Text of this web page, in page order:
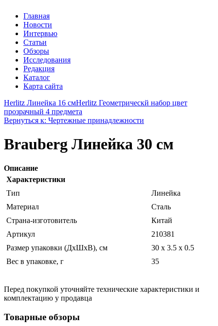
Главная
Новости
Интервью
Статьи
Обзоры
Исследования
Редакция
Каталог
Карта сайта
Herlitz Линейка 16 смHerlitz Геометрическй набор цвет
прозрачный 4 предмета
Вернуться к: Чертежные принадлежности
Brauberg Линейка 30 см
Описание
Характеристики
Тип
Линейка
Материал
Сталь
Страна-изготовитель
Китай
Артикул
210381
Размер упаковки (ДхШхВ), см
30 x 3.5 x 0.5
Вес в упаковке, г
35
Перед покупкой уточняйте технические характеристики и
комплектацию у продавца
Товарные обзоры